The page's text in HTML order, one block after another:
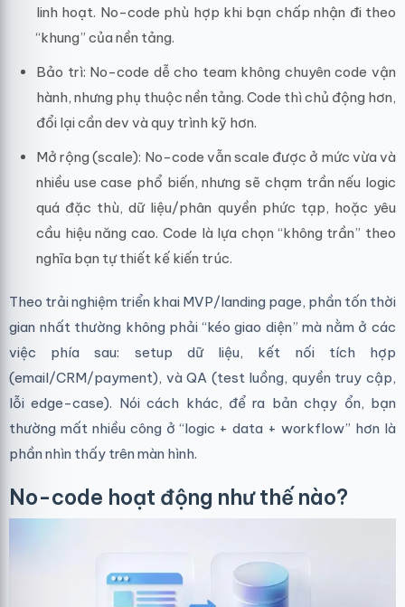
linh hoạt. No-code phù hợp khi bạn chấp nhận đi theo
“khung” của nền tảng.
Bảo trì: No-code dễ cho team không chuyên code vận
hành, nhưng phụ thuộc nền tảng. Code thì chủ động hơn,
đổi lại cần dev và quy trình kỹ hơn.
Mở rộng (scale): No-code vẫn scale được ở mức vừa và
nhiều use case phổ biến, nhưng sẽ chạm trần nếu logic
quá đặc thù, dữ liệu/phân quyền phức tạp, hoặc yêu
cầu hiệu năng cao. Code là lựa chọn “không trần” theo
nghĩa bạn tự thiết kế kiến trúc.
Theo trải nghiệm triển khai MVP/landing page, phần tốn thời
gian nhất thường không phải “kéo giao diện” mà nằm ở các
việc phía sau: setup dữ liệu, kết nối tích hợp
(email/CRM/payment), và QA (test luồng, quyền truy cập,
lỗi edge-case). Nói cách khác, để ra bản chạy ổn, bạn
thường mất nhiều công ở “logic + data + workflow” hơn là
phần nhìn thấy trên màn hình.
No-code hoạt động như thế nào?